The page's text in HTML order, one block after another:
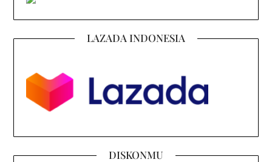
LAZADA INDONESIA
DISKONMU